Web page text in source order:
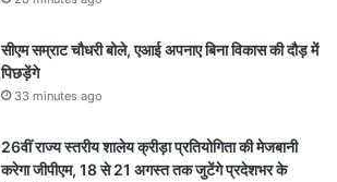
सीएम सम्राट चौधरी बोले, एआई अपनाए बिना विकास की दौड़ में
पिछड़ेंगे
33 minutes ago
26वीं राज्य स्तरीय शालेय क्रीड़ा प्रतियोगिता की मेजबानी
करेगा जीपीएम, 18 से 21 अगस्त तक जुटेंगे प्रदेशभर के